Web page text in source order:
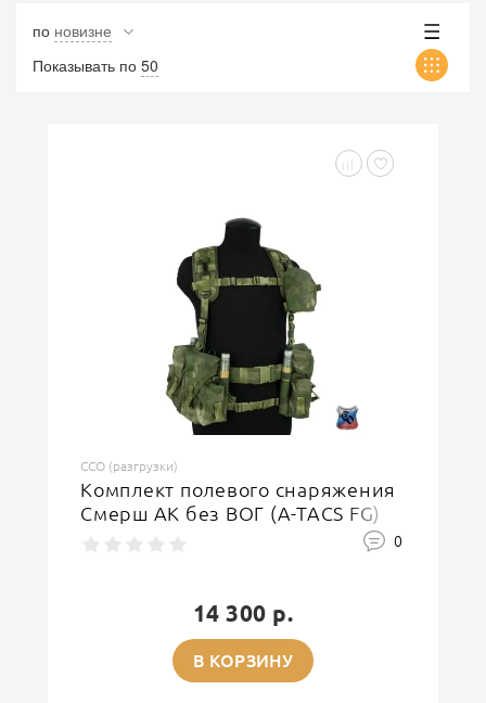
по новизне
Показывать по 50
ССО (разгрузки)
Комплект полевого снаряжения
Смерш АК без ВОГ (A-TACS FG)
0
14 300 р.
В КОРЗИНУ